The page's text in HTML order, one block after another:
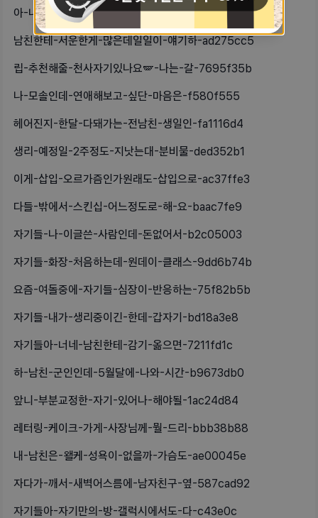
아-내일-기숙사-발푠데-제발-떨어졌우-4cbcc38e
남친한테-서운한게-많은데일일이-얘기하-ad275cc5
립-추천해줄-천사자기있나요🪽-나는-갈-7695f35b
나-모솔인데-연애해보고-싶단-마음은-f580f555
헤어진지-한달-다돼가는-전남친-생일인-fa1116d4
생리-예정일-2주정도-지낫는대-분비물-ded352b1
이게-삽입-오르가즘인가원래도-삽입으로-ac37ffe3
다들-밖에서-스킨십-어느정도로-해-요-baac7fe9
자기들-나-이글쓴-사람인데-돈없어서-b2c05003
자기들-화장-처음하는데-원데이-클래스-9dd6b74b
요즘-여돌중에-자기들-심장이-반응하는-75f82b5b
자기들-내가-생리중이긴-한데-갑자기-bd18a3e8
자기들아-너네-남친한테-감기-옮으면-7211fd1c
하-남친-군인인데-5월달에-나와-시간-b9673db0
앞니-부분교정한-자기-있어나-해야될-1ac24d84
레터링-케이크-가게-사장님께-뭘-드리-bbb38b88
내-남친은-왤케-성욕이-없을까-가슴도-ae00045e
자다가-깨서-새벽어스름에-남자친구-옆-587cad92
자기들아-자기만의-방-갤럭시에서도-다-c43e0c